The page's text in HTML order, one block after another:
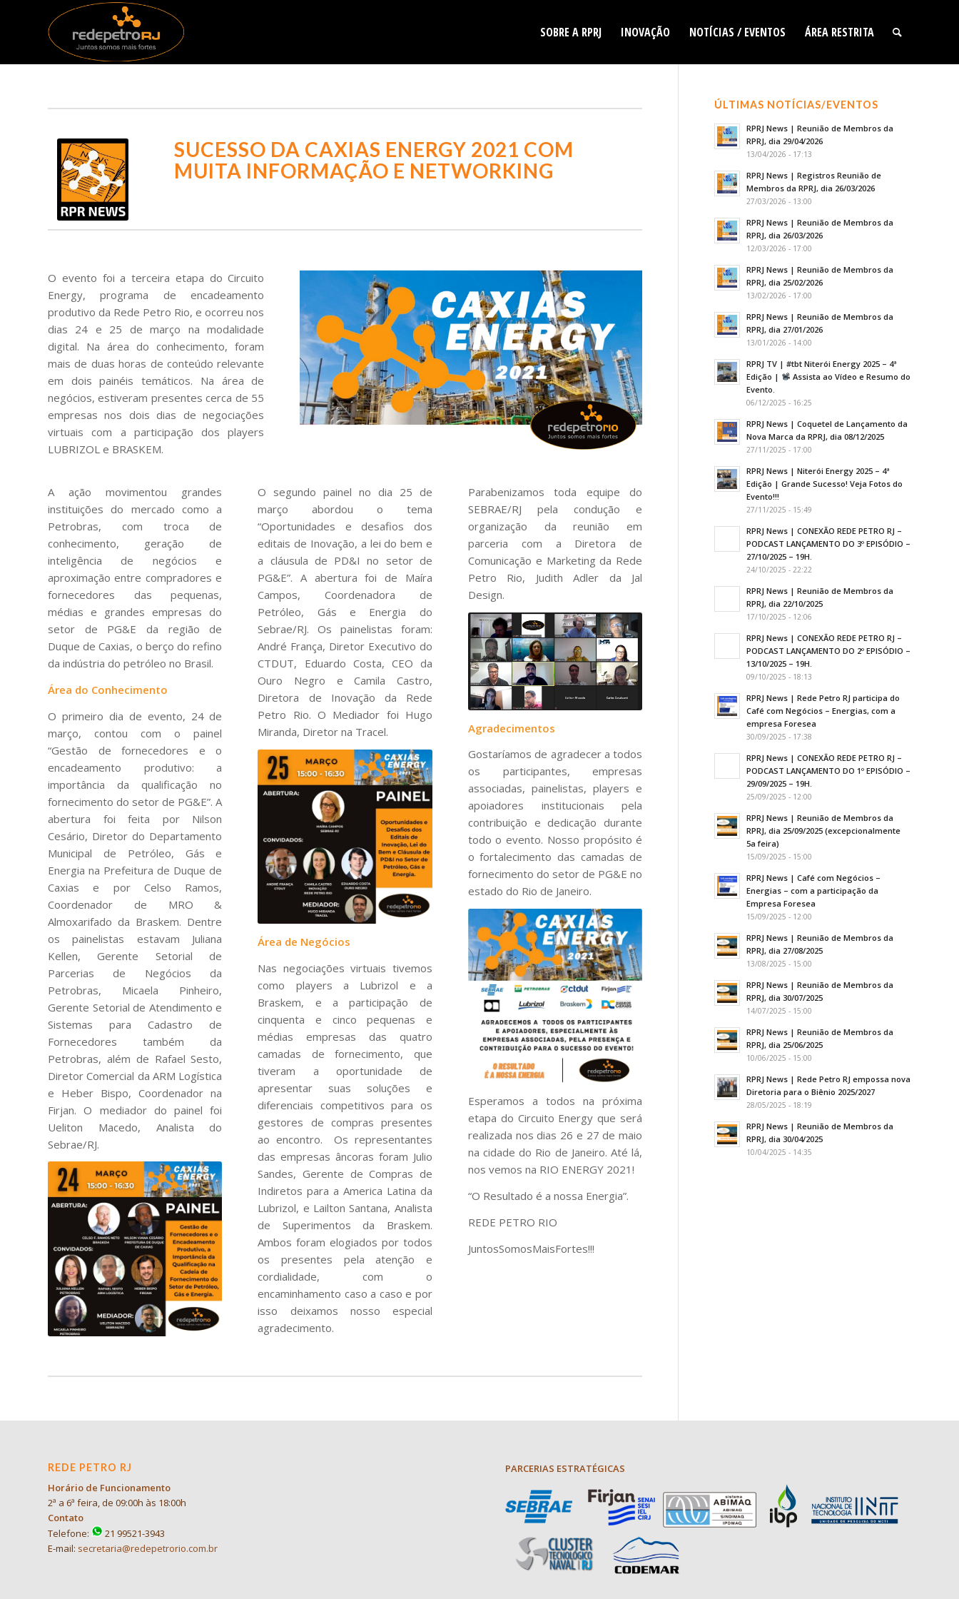
SOBRE A RPRJ INOVAÇÃO NOTÍCIAS / EVENTOS ÁREA RESTRITA
SUCESSO DA CAXIAS ENERGY 2021 COM
MUITA INFORMAÇÃO E NETWORKING
O evento foi a terceira etapa do Circuito
Energy, programa de encadeamento
produtivo da Rede Petro Rio, e ocorreu nos
dias 24 e 25 de março na modalidade
digital. Na área do conhecimento, foram
mais de duas horas de conteúdo relevante
em dois painéis temáticos. Na área de
negócios, estiveram presentes cerca de 55
empresas nos dois dias de negociações
virtuais com a participação dos players
LUBRIZOL e BRASKEM.
A ação movimentou grandes
instituições do mercado como a
Petrobras, com troca de
conhecimento, geração de
inteligência de negócios e
aproximação entre compradores e
fornecedores das pequenas,
médias e grandes empresas do
setor de PG&E da região de
Duque de Caxias, o berço do refino
da indústria do petróleo no Brasil.
Área do Conhecimento
O primeiro dia de evento, 24 de
março, contou com o painel
“Gestão de fornecedores e o
encadeamento produtivo: a
importância da qualificação no
fornecimento do setor de PG&E”. A
abertura foi feita por Nilson
Cesário, Diretor do Departamento
Municipal de Petróleo, Gás e
Energia na Prefeitura de Duque de
Caxias e por Celso Ramos,
Coordenador de MRO &
Almoxarifado da Braskem. Dentre
os painelistas estavam Juliana
Kellen, Gerente Setorial de
Parcerias de Negócios da
Petrobras, Micaela Pinheiro,
Gerente Setorial de Atendimento e
Sistemas para Cadastro de
Fornecedores também da
Petrobras, além de Rafael Sesto,
Diretor Comercial da ARM Logística
e Heber Bispo, Coordenador na
Firjan. O mediador do painel foi
Ueliton Macedo, Analista do
Sebrae/RJ.
O segundo painel no dia 25 de
março abordou o tema
“Oportunidades e desafios dos
editais de Inovação, a lei do bem e
a cláusula de PD&I no setor de
PG&E”. A abertura foi de Maíra
Campos, Coordenadora de
Petróleo, Gás e Energia do
Sebrae/RJ. Os painelistas foram:
André França, Diretor Executivo do
CTDUT, Eduardo Costa, CEO da
Ouro Negro e Camila Castro,
Diretora de Inovação da Rede
Petro Rio. O Mediador foi Hugo
Miranda, Diretor na Tracel.
Área de Negócios
Nas negociações virtuais tivemos
como players a Lubrizol e a
Braskem, e a participação de
cinquenta e cinco pequenas e
médias empresas das quatro
camadas de fornecimento, que
tiveram a oportunidade de
apresentar suas soluções e
diferenciais competitivos para os
gestores de compras presentes
ao encontro. Os representantes
das empresas âncoras foram Julio
Sandes, Gerente de Compras de
Indiretos para a America Latina da
Lubrizol, e Lailton Santana, Analista
de Superimentos da Braskem.
Ambos foram elogiados por todos
os presentes pela atenção e
cordialidade, com o
encaminhamento caso a caso e por
isso deixamos nosso especial
agradecimento.
Parabenizamos toda equipe do
SEBRAE/RJ pela condução e
organização da reunião em
parceria com a Diretora de
Comunicação e Marketing da Rede
Petro Rio, Judith Adler da Jal
Design.
Agradecimentos
Gostaríamos de agradecer a todos
os participantes, empresas
associadas, painelistas, players e
apoiadores institucionais pela
contribuição e dedicação durante
todo o evento. Nosso propósito é
o fortalecimento das camadas de
fornecimento do setor de PG&E no
estado do Rio de Janeiro.
Esperamos a todos na próxima
etapa do Circuito Energy que será
realizada nos dias 26 e 27 de maio
na cidade do Rio de Janeiro. Até lá,
nos vemos na RIO ENERGY 2021!
“O Resultado é a nossa Energia”.
REDE PETRO RIO
JuntosSomosMaisFortes!!!
ÚLTIMAS NOTÍCIAS/EVENTOS
RPRJ News | Reunião de Membros da
RPRJ, dia 29/04/2026
13/04/2026 - 17:13
RPRJ News | Registros Reunião de
Membros da RPRJ, dia 26/03/2026
27/03/2026 - 13:00
RPRJ News | Reunião de Membros da
RPRJ, dia 26/03/2026
12/03/2026 - 17:00
RPRJ News | Reunião de Membros da
RPRJ, dia 25/02/2026
13/02/2026 - 17:00
RPRJ News | Reunião de Membros da
RPRJ, dia 27/01/2026
13/01/2026 - 14:00
RPRJ TV | #tbt Niterói Energy 2025 – 4ª
Edição |
Assista ao Vídeo e Resumo do
Evento.
06/12/2025 - 16:25
RPRJ News | Coquetel de Lançamento da
Nova Marca da RPRJ, dia 08/12/2025
27/11/2025 - 17:00
RPRJ News | Niterói Energy 2025 – 4ª
Edição | Grande Sucesso! Veja Fotos do
Evento!!!
27/11/2025 - 15:49
RPRJ News | CONEXÃO REDE PETRO RJ –
PODCAST LANÇAMENTO DO 3º EPISÓDIO –
27/10/2025 – 19H.
24/10/2025 - 22:22
RPRJ News | Reunião de Membros da
RPRJ, dia 22/10/2025
17/10/2025 - 12:06
RPRJ News | CONEXÃO REDE PETRO RJ –
PODCAST LANÇAMENTO DO 2º EPISÓDIO –
13/10/2025 – 19H.
09/10/2025 - 18:13
RPRJ News | Rede Petro RJ participa do
Café com Negócios – Energias, com a
empresa Foresea
30/09/2025 - 17:38
RPRJ News | CONEXÃO REDE PETRO RJ –
PODCAST LANÇAMENTO DO 1º EPISÓDIO –
29/09/2025 – 19H.
25/09/2025 - 12:00
RPRJ News | Reunião de Membros da
RPRJ, dia 25/09/2025 (excepcionalmente
5a feira)
15/09/2025 - 15:00
RPRJ News | Café com Negócios –
Energias – com a participação da
Empresa Foresea
15/09/2025 - 12:00
RPRJ News | Reunião de Membros da
RPRJ, dia 27/08/2025
13/08/2025 - 15:00
RPRJ News | Reunião de Membros da
RPRJ, dia 30/07/2025
14/07/2025 - 15:00
RPRJ News | Reunião de Membros da
RPRJ, dia 25/06/2025
10/06/2025 - 15:00
RPRJ News | Rede Petro RJ empossa nova
Diretoria para o Biênio 2025/2027
28/05/2025 - 18:19
RPRJ News | Reunião de Membros da
RPRJ, dia 30/04/2025
10/04/2025 - 14:35
REDE PETRO RJ
Horário de Funcionamento
2ª a 6ª feira, de 09:00h às 18:00h
Contato
Telefone:
21 99521-3943
E-mail: secretaria@redepetrorio.com.br
PARCERIAS ESTRATÉGICAS